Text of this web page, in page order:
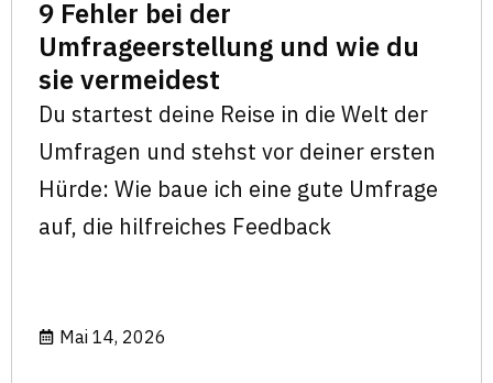
9 Fehler bei der
Umfrageerstellung und wie du
sie vermeidest
Du startest deine Reise in die Welt der
Umfragen und stehst vor deiner ersten
Hürde: Wie baue ich eine gute Umfrage
auf, die hilfreiches Feedback
Mai 14, 2026